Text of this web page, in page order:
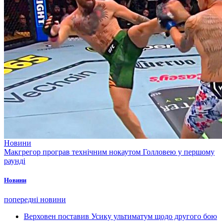
Новини
Макгрегор програв технічним нокаутом Голловею у першому
раунді
Новини
попередні новини
Верховен поставив Усику ультиматум щодо другого бою